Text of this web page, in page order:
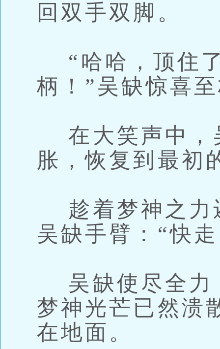
回双手双脚。
“哈哈，顶住
柄！”吴缺惊喜
在大笑声中，
胀，恢复到最初
趁着梦神之力
吴缺手臂：“快
吴缺使尽全力
梦神光芒已然溃
在地面。